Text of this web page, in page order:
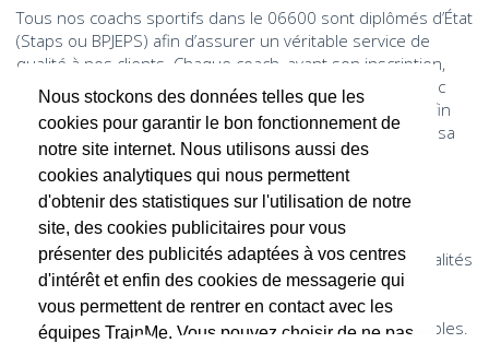
Tous nos coachs sportifs dans le 06600 sont diplômés d’État
(Staps ou BPJEPS) afin d’assurer un véritable service de
qualité à nos clients. Chaque coach, avant son inscription,
doit passer par un processus de recrutement strict, avec
notamment un entretien avec un membre de l’équipe afin
de vérifier sa formation, ses qualités, ses références et sa
capacité à fournir une prestation à la hauteur.
Pour tout entraîneur qui s’inscrit sur l'application, il est
essentiel de compléter son profil et de renseigner le
maximum d’informations liées à son métier comme par
exemple style de coaching, ses compétences, ses spécialités
ou encore ses expériences passées. D’autres éléments
sont essentiels tels que ses études, le diplôme d’Etat, la
zone de déplacement et ses créneaux horaires disponibles.
Nous stockons des données telles que les
cookies pour garantir le bon fonctionnement de
notre site internet. Nous utilisons aussi des
cookies analytiques qui nous permettent
d'obtenir des statistiques sur l'utilisation de notre
site, des cookies publicitaires pour vous
présenter des publicités adaptées à vos centres
d'intérêt et enfin des cookies de messagerie qui
vous permettent de rentrer en contact avec les
équipes TrainMe. Vous pouvez choisir de ne pas